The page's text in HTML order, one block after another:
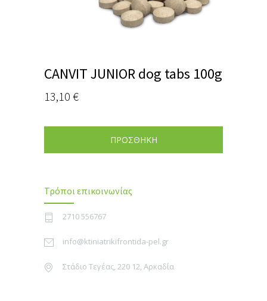
CANVIT JUNIOR dog tabs 100g
13,10 €
ΠΡΟΣΘΗΚΗ
Τρόποι επικοινωνίας
2710 556767
info@ktiniatrikifrontida-pel.gr
Στάδιο Τεγέας, 220 12, Αρκαδία